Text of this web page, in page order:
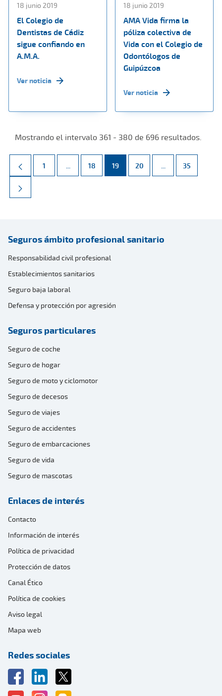
18 junio 2019
El Colegio de
Dentistas de Cádiz
sigue confiando en
A.M.A.
Ver noticia
18 junio 2019
AMA Vida firma la
póliza colectiva de
Vida con el Colegio de
Odontólogos de
Guipúzcoa
Ver noticia
Mostrando el intervalo 361 - 380 de 696 resultados.
Página
1 ... Páginas intermedias Use TAB para desplazarse.
Página
18 Página
19 Página
20 ... Páginas
Página
35
Seguros ámbito profesional sanitario
Responsabilidad civil profesional
Establecimientos sanitarios
Seguro baja laboral
Defensa y protección por agresión
Seguros particulares
Seguro de coche
Seguro de hogar
Seguro de moto y ciclomotor
Seguro de decesos
Seguro de viajes
Seguro de accidentes
Seguro de embarcaciones
Seguro de vida
Seguro de mascotas
Enlaces de interés
Contacto
Información de interés
Política de privacidad
Protección de datos
Canal Ético
Política de cookies
Aviso legal
Mapa web
Redes sociales